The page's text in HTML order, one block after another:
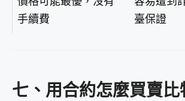
手續費
臺保證
七、用合約怎麼買賣比